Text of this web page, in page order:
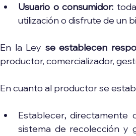
Usuario o consumidor:
utilización o disfrute de un
En la Ley se establecen
productor, comercializador,
En cuanto al productor se
Establecer, directamente
sistema de recolección y